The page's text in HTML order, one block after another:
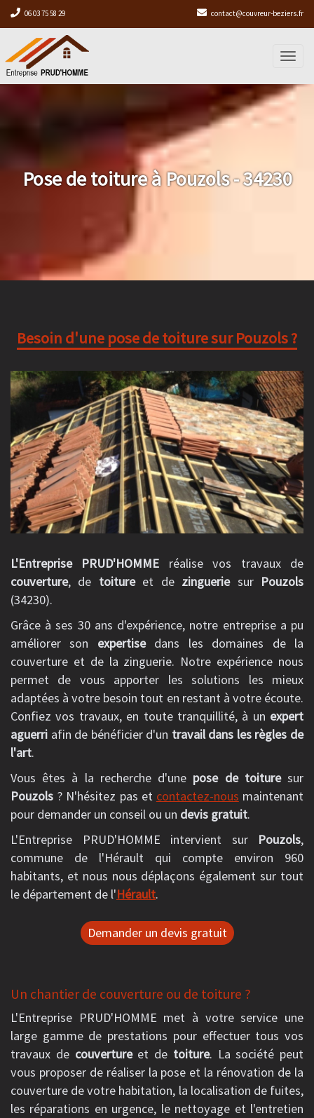
06 03 75 58 29 contact@couvreur-beziers.fr
Pose de toiture à Pouzols - 34230
Besoin d'une pose de toiture sur Pouzols ?
L'Entreprise PRUD'HOMME réalise vos travaux de
couverture, de toitureet de zingueriesur Pouzols
(34230).
Grâce à ses 30 ans d'expérience, notre entreprise a pu
améliorer son expertisedans les domaines de la
couverture et de la zinguerie. Notre expérience nous
permet de vous apporter les solutions les mieux
adaptées à votre besoin tout en restant à votre écoute.
Confiez vos travaux, en toute tranquillité, à un expert
aguerri afin de bénéficier d'un travail dans les règles de
l'art.
Vous êtes à la recherche d'une pose de toituresur
Pouzols ? N'hésitez pas et contactez-nous maintenant
pour demander un conseil ou un devis gratuit.
L'Entreprise PRUD'HOMME intervient sur Pouzols,
commune de l'Hérault qui compte environ 960
habitants, et nous nous déplaçons également sur tout
le département de l'Hérault.
Demander un devis gratuit
Un chantier de couverture ou de toiture ?
L'Entreprise PRUD'HOMME met à votre service une
large gamme de prestations pour effectuer tous vos
travaux de couvertureet de toiture. La société peut
vous proposer de réaliser la pose et la rénovation de la
couverture de votre habitation, la localisation de fuites,
les réparations en urgence, le nettoyage et l'entretien